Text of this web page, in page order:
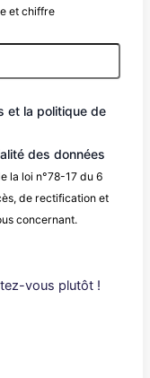
et chiffre
et la politique de
des données
la loi n°78-17 du 6
de rectification et
concernant.
vous plutôt !